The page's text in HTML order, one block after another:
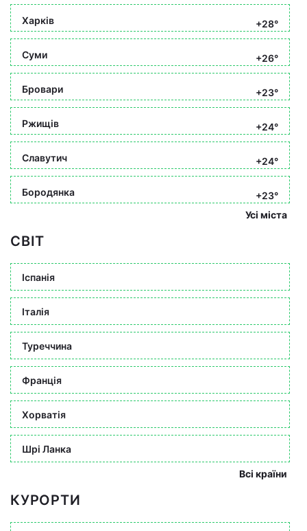
Харків +28°
Суми +26°
Бровари +23°
Ржищів +24°
Славутич +24°
Бородянка
+23°
Усі міста
СВІТ
Іспанія
Італія
Туреччина
Франція
Хорватія
Шрі Ланка
Всі країни
КУРОРТИ